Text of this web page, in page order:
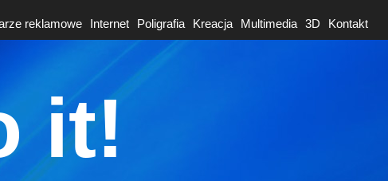
reklamowe Internet Poligrafia Kreacja Multimedia 3D Kontakt
it!